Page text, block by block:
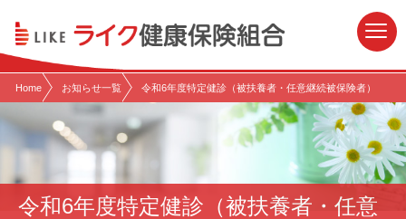
Home お知らせ一覧 令和6年度特定健診（被扶養者・任意継続被保険者）
令和6年度特定健診（被扶養者・任意